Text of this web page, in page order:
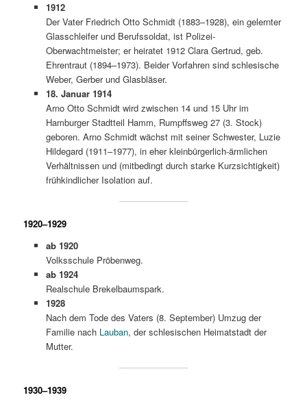
1912
Der Vater Friedrich Otto Schmidt (1883–1928), ein gelernter
Glasschleifer und Berufssoldat, ist Polizei-
Oberwachtmeister; er heiratet 1912 Clara Gertrud, geb.
Ehrentraut (1894–1973). Beider Vorfahren sind schlesische
Weber, Gerber und Glasbläser.
18. Januar 1914
Arno Otto Schmidt wird zwischen 14 und 15 Uhr im
Hamburger Stadtteil Hamm, Rumpffsweg 27 (3. Stock)
geboren. Arno Schmidt wächst mit seiner Schwester, Luzie
Hildegard (1911–1977), in eher kleinbürgerlich-ärmlichen
Verhältnissen und (mitbedingt durch starke Kurzsichtigkeit)
frühkindlicher Isolation auf.
1920–1929
ab 1920
Volksschule Pröbenweg.
ab 1924
Realschule Brekelbaumspark.
1928
Nach dem Tode des Vaters (8. September) Umzug der
Familie nach Lauban, der schlesischen Heimatstadt der
Mutter.
1930–1939